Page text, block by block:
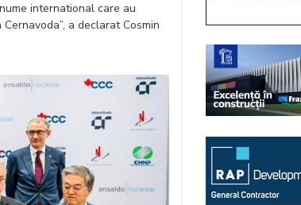
international care au
a declarat Cosmin